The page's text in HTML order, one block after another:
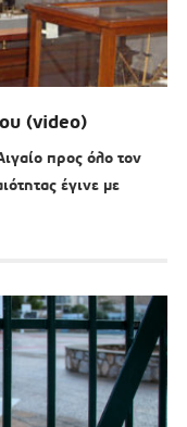
(video)
προς όλο τον
έγινε με